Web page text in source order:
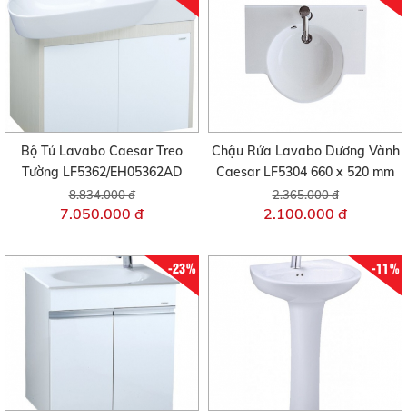
Bộ Tủ Lavabo Caesar Treo
Tường LF5362/EH05362AD
8.834.000 đ
7.050.000 đ
Chậu Rửa Lavabo Dương Vành
Caesar LF5304 660 x 520 mm
2.365.000 đ
2.100.000 đ
-23% -11%